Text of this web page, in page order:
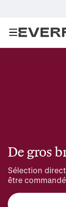
Sélection
être